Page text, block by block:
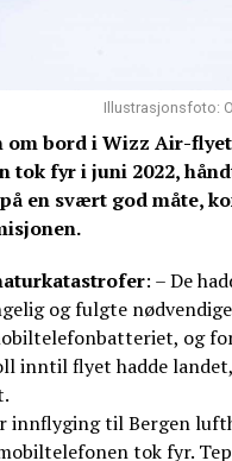
Illustrasjonsfoto:
om bord i Wizz Air-
tok fyr i juni 2022,
en svært god måte,
: – De
og fulgte
og
inntil flyet hadde
innflyging til Bergen
tok fyr.